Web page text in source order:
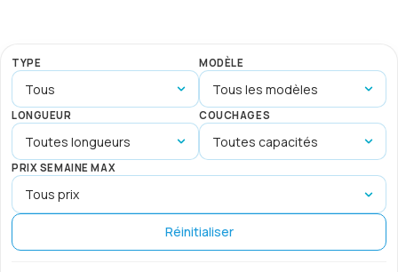
TYPE MODÈLE
LONGUEUR COUCHAGES
PRIX SEMAINE MAX
Réinitialiser